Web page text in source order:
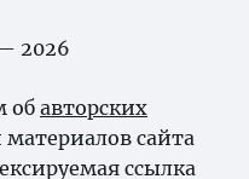
2026
об авторских
сайта
ссылка